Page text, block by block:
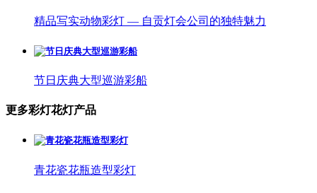
精品写实动物彩灯 — 自贡灯会公司的独特魅力
节日庆典大型巡游彩船
更多彩灯花灯产品
青花瓷花瓶造型彩灯